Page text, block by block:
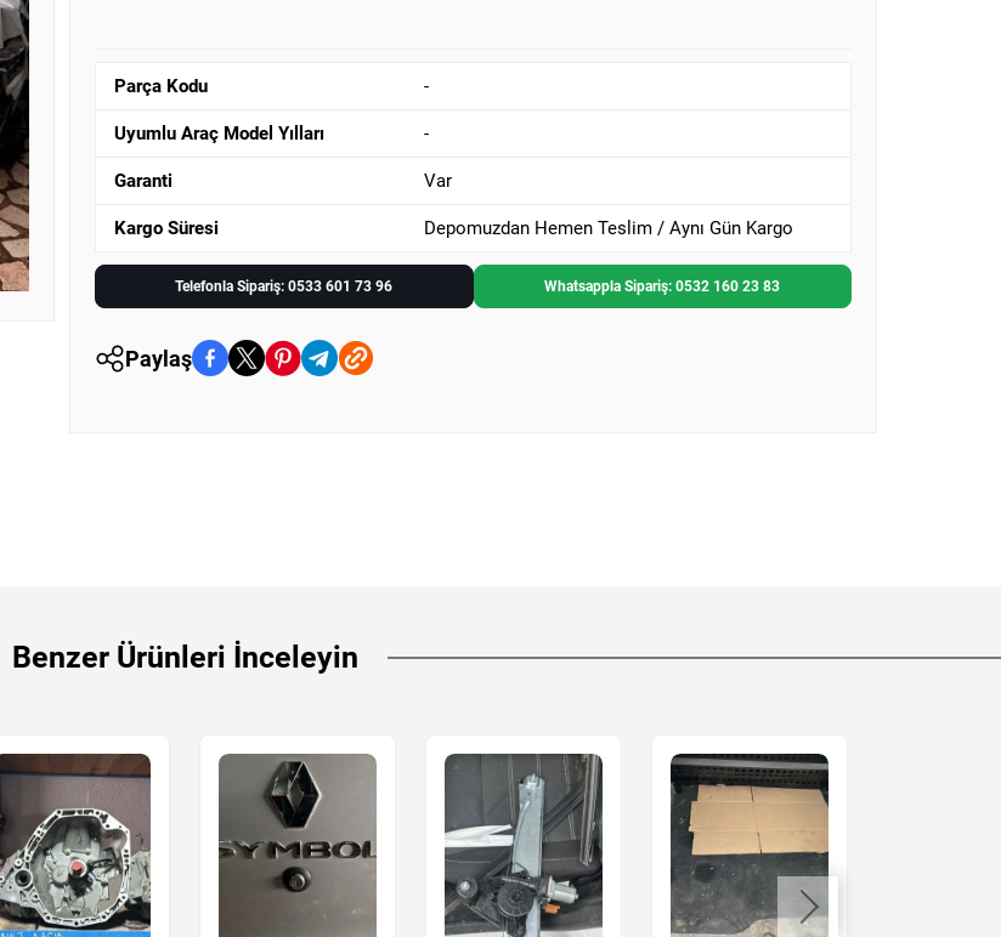
Parça Kodu -
Uyumlu Araç Model Yılları -
Garanti Var
Kargo Süresi Depomuzdan Hemen Teslim / Aynı Gün Kargo
Telefonla Sipariş: 0533 601 73 96 Whatsappla Sipariş: 0532 160 23 83
Paylaş
Benzer Ürünleri İnceleyin